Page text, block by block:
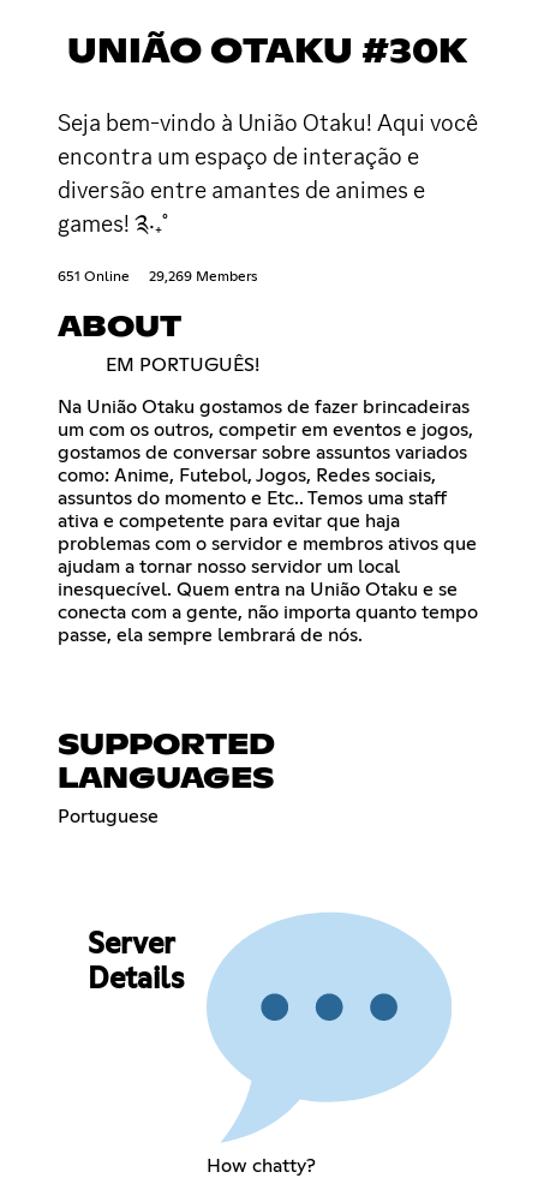
UNIÃO OTAKU #30K
Seja bem-vindo à União Otaku! Aqui você
encontra um espaço de interação e
diversão entre amantes de animes e
games! ༉‧₊˚
651 Online 29,269 Members
ABOUT
EM PORTUGUÊS!
Na União Otaku gostamos de fazer brincadeiras
um com os outros, competir em eventos e jogos,
gostamos de conversar sobre assuntos variados
como: Anime, Futebol, Jogos, Redes sociais,
assuntos do momento e Etc.. Temos uma staff
ativa e competente para evitar que haja
problemas com o servidor e membros ativos que
ajudam a tornar nosso servidor um local
inesquecível. Quem entra na União Otaku e se
conecta com a gente, não importa quanto tempo
passe, ela sempre lembrará de nós.
SUPPORTED
LANGUAGES
Portuguese
Server
Details
How chatty?